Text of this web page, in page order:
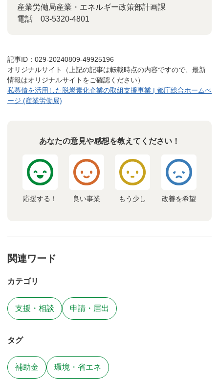
産業労働局産業・エネルギー政策部計画課
電話 03-5320-4801
記事ID：029-20240809-49925196
オリジナルサイト（上記の記事は転載時点の内容ですので、最新
情報はオリジナルサイトをご確認ください）
私募債を活用した脱炭素化企業の取組支援事業 | 都庁総合ホームぺ
ージ (産業労働局)
あなたの意見や感想を教えてください！
応援する！ 良い事業 もう少し 改善を希望
関連ワード
カテゴリ
支援・相談 申請・届出
タグ
補助金 環境・省エネ